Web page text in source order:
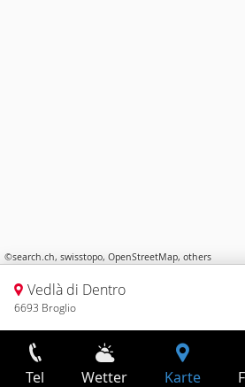
©search.ch, swisstopo, OpenStreetMap, others
Vedlà di Dentro
6693 Broglio
Tel Wetter Karte